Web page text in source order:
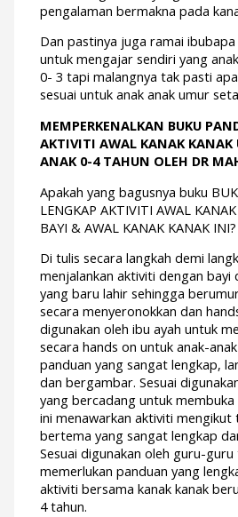
pengalaman bermakna pada
Dan pastinya juga ramai
untuk mengajar sendiri yang
0- 3 tapi malangnya tak pasti
sesuai untuk anak anak umur
MEMPERKENALKAN BUKU
AKTIVITI AWAL KANAK KANAK
ANAK 0-4 TAHUN OLEH DR
Apakah yang bagusnya buku
LENGKAP AKTIVITI AWAL
BAYI & AWAL KANAK KANAK INI?
Di tulis secara langkah demi
menjalankan aktiviti dengan bayi
yang baru lahir sehingga
secara menyeronokkan dan
digunakan oleh ibu ayah untuk
secara hands on untuk anak-
panduan yang sangat lengkap,
dan bergambar. Sesuai
yang bercadang untuk
ini menawarkan aktiviti mengikut
bertema yang sangat lengkap
Sesuai digunakan oleh guru-
memerlukan panduan yang
aktiviti bersama kanak kanak
4 tahun.